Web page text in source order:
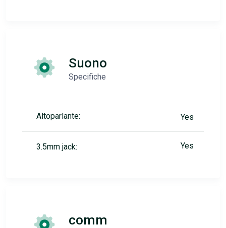
Suono
Specifiche
Altoparlante: Yes
3.5mm jack: Yes
comm